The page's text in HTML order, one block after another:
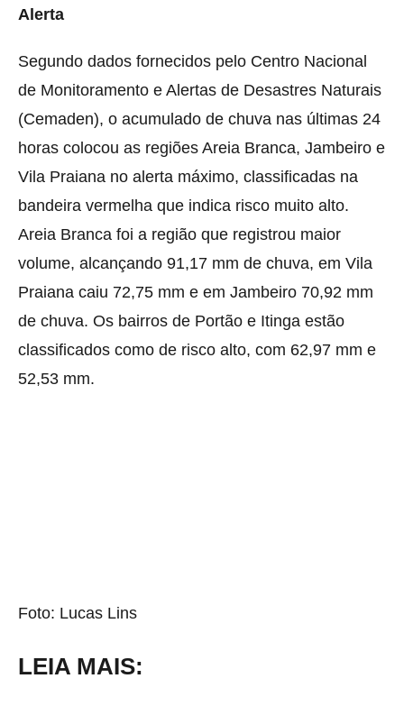
Alerta
Segundo dados fornecidos pelo Centro Nacional
de Monitoramento e Alertas de Desastres Naturais
(Cemaden), o acumulado de chuva nas últimas 24
horas colocou as regiões Areia Branca, Jambeiro e
Vila Praiana no alerta máximo, classificadas na
bandeira vermelha que indica risco muito alto.
Areia Branca foi a região que registrou maior
volume, alcançando 91,17 mm de chuva, em Vila
Praiana caiu 72,75 mm e em Jambeiro 70,92 mm
de chuva. Os bairros de Portão e Itinga estão
classificados como de risco alto, com 62,97 mm e
52,53 mm.
Foto: Lucas Lins
LEIA MAIS: